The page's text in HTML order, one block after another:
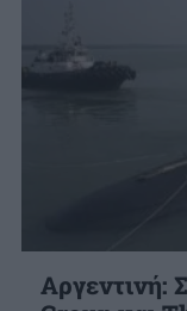
Αργεντινή: